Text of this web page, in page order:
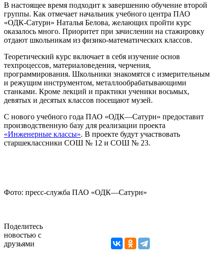
В настоящее время подходит к завершению обучение второй
группы. Как отмечает начальник учебного центра ПАО
«ОДК-Сатурн» Наталья Белова, желающих пройти курс
оказалось много. Приоритет при зачислении на стажировку
отдают школьникам из физико-математических классов.
Теоретический курс включает в себя изучение основ
техпроцессов, материаловедения, черчения,
программирования. Школьники знакомятся с измерительным
и режущим инструментом, металлообрабатывающими
станками. Кроме лекций и практики ученики восьмых,
девятых и десятых классов посещают музей.
С нового учебного года ПАО «ОДК—Сатурн» предоставит
производственную базу для реализации проекта
«Инженерные классы». В проекте будут участвовать
старшеклассники СОШ № 12 и СОШ № 23.
Фото: пресс-служба ПАО «ОДК—Сатурн»
Поделитесь
новостью с
друзьями